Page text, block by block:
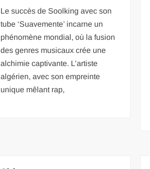
Le succès de Soolking avec son
tube ‘Suavemente’ incarne un
phénomène mondial, où la fusion
des genres musicaux crée une
alchimie captivante. L’artiste
algérien, avec son empreinte
unique mêlant rap,